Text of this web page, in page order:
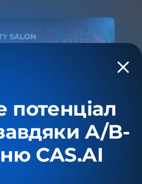
потенціал
A/B-
CAS.AI